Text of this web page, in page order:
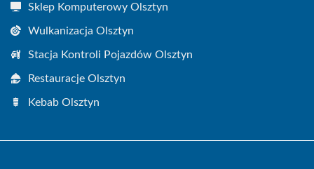
Sklep Komputerowy Olsztyn
Wulkanizacja Olsztyn
Stacja Kontroli Pojazdów Olsztyn
Restauracje Olsztyn
Kebab Olsztyn